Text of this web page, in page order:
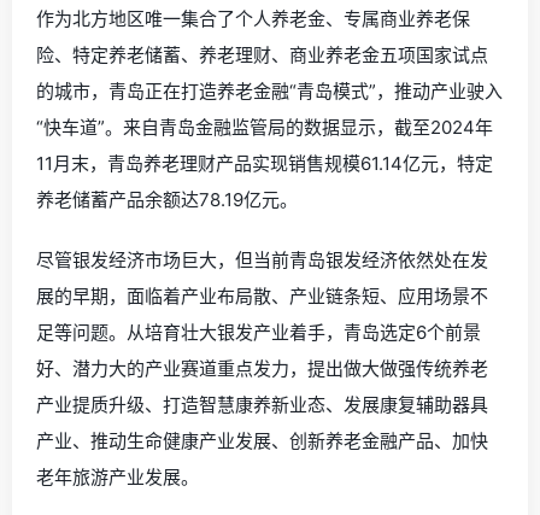
作为北方地区唯一集合了个人养老金、专属商业养老保
险、特定养老储蓄、养老理财、商业养老金五项国家试点
的城市，青岛正在打造养老金融“青岛模式”，推动产业驶入
“快车道”。来自青岛金融监管局的数据显示，截至2024年
11月末，青岛养老理财产品实现销售规模61.14亿元，特定
养老储蓄产品余额达78.19亿元。
尽管银发经济市场巨大，但当前青岛银发经济依然处在发
展的早期，面临着产业布局散、产业链条短、应用场景不
足等问题。从培育壮大银发产业着手，青岛选定6个前景
好、潜力大的产业赛道重点发力，提出做大做强传统养老
产业提质升级、打造智慧康养新业态、发展康复辅助器具
产业、推动生命健康产业发展、创新养老金融产品、加快
老年旅游产业发展。